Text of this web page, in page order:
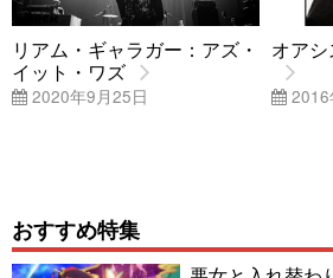
リアム・ギャラガー：アズ・
イット・ワズ
2020年9月25日
オア
2016
おすすめ特集